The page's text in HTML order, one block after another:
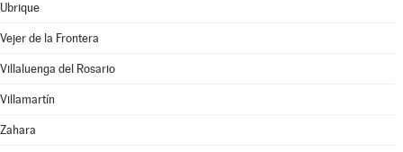
Ubrique
Vejer de la Frontera
Villaluenga del Rosario
Villamartín
Zahara